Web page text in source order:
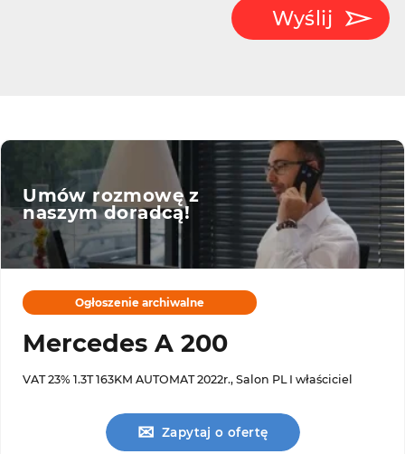
Wyślij
Umów rozmowę z
naszym doradcą!
Ogłoszenie archiwalne
Mercedes A 200
VAT 23% 1.3T 163KM AUTOMAT 2022r., Salon PL I właściciel
✉ Zapytaj o ofertę